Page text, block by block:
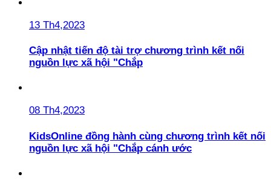
13 Th4,2023
Cập nhật tiến độ tài trợ chương trình kết nối
nguồn lực xã hội "Chắp
08 Th4,2023
KidsOnline đồng hành cùng chương trình kết nối
nguồn lực xã hội "Chắp cánh ước